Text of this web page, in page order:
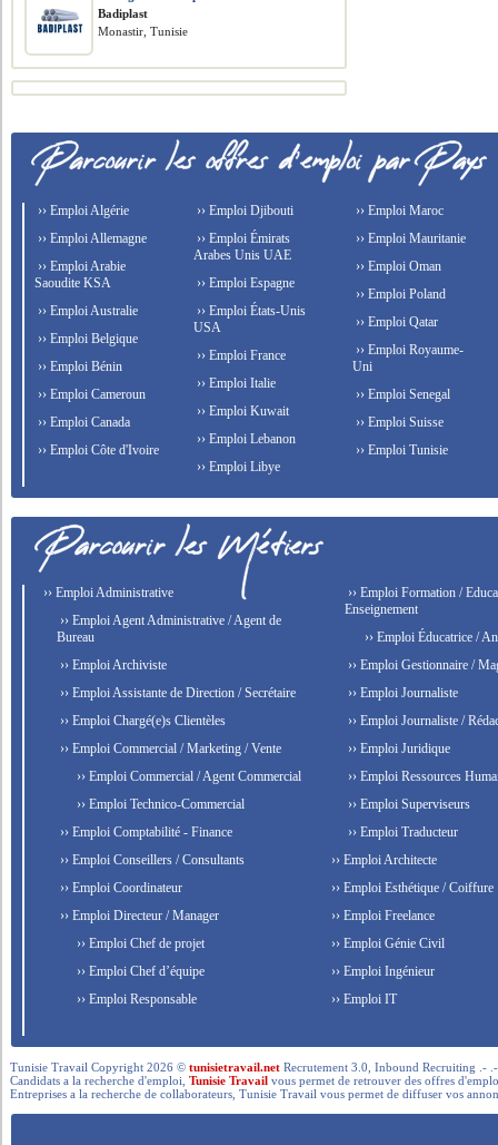
Badiplast
Monastir, Tunisie
›› Emploi Algérie
›› Emploi Allemagne
›› Emploi Arabie
Saoudite KSA
›› Emploi Australie
›› Emploi Belgique
›› Emploi Bénin
›› Emploi Cameroun
›› Emploi Canada
›› Emploi Côte d'Ivoire
›› Emploi Djibouti
›› Emploi Émirats
Arabes Unis UAE
›› Emploi Espagne
›› Emploi États-Unis
USA
›› Emploi France
›› Emploi Italie
›› Emploi Kuwait
›› Emploi Lebanon
›› Emploi Libye
›› Emploi Maroc
›› Emploi Mauritanie
›› Emploi Oman
›› Emploi Poland
›› Emploi Qatar
›› Emploi Royaume-
Uni
›› Emploi Senegal
›› Emploi Suisse
›› Emploi Tunisie
›› Emploi Administrative
›› Emploi Agent Administrative / Agent de
Bureau
›› Emploi Archiviste
›› Emploi Assistante de Direction / Secrétaire
›› Emploi Chargé(e)s Clientèles
›› Emploi Commercial / Marketing / Vente
›› Emploi Commercial / Agent Commercial
›› Emploi Technico-Commercial
›› Emploi Comptabilité - Finance
›› Emploi Conseillers / Consultants
›› Emploi Coordinateur
›› Emploi Directeur / Manager
›› Emploi Chef de projet
›› Emploi Chef d’équipe
›› Emploi Responsable
›› Emploi Formation /
Enseignement
›› Emploi Éducatrice /
›› Emploi Gestionnaire /
›› Emploi Journaliste
›› Emploi Journaliste /
›› Emploi Juridique
›› Emploi Ressources
›› Emploi Superviseurs
›› Emploi Traducteur
›› Emploi Architecte
›› Emploi Esthétique / Coiffure
›› Emploi Freelance
›› Emploi Génie Civil
›› Emploi Ingénieur
›› Emploi IT
Tunisie Travail Copyright 2026 ©tunisietravail.net Recrutement 3.0, Inbound Recruiting .-
Candidats a la recherche d'emploi,Tunisie Travail vous permet de retrouver des offres
Entreprises a la recherche de collaborateurs, Tunisie Travail vous permet de diffuser vos